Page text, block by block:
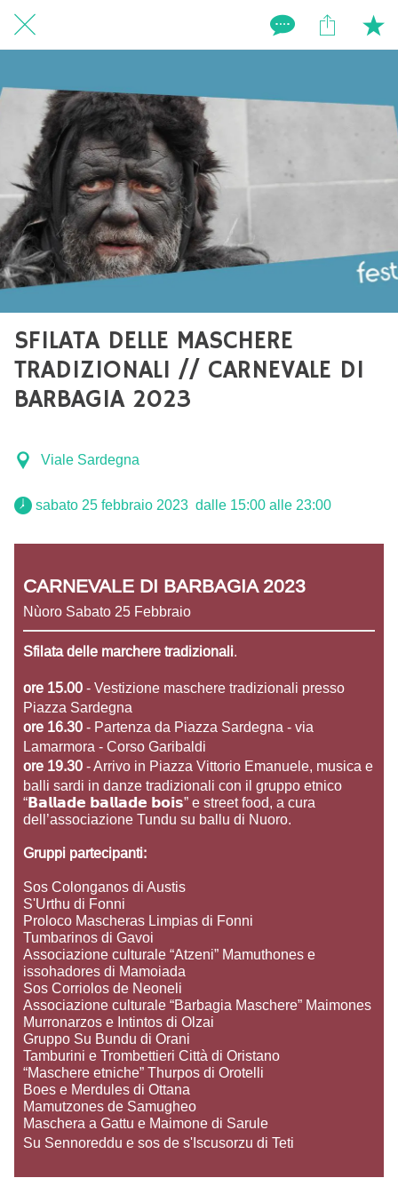
SFILATA DELLE MASCHERE
TRADIZIONALI // CARNEVALE DI
BARBAGIA 2023
Viale Sardegna
sabato 25 febbraio 2023  dalle 15:00 alle 23:00
CARNEVALE DI BARBAGIA 2023
Nùoro Sabato 25 Febbraio
Sfilata delle marchere tradizionali.
ore 15.00 - Vestizione maschere tradizionali presso
Piazza Sardegna
ore 16.30 - Partenza da Piazza Sardegna - via
Lamarmora - Corso Garibaldi
ore 19.30 - Arrivo in Piazza Vittorio Emanuele, musica e
balli sardi in danze tradizionali con il gruppo etnico
“𝗕𝗮𝗹𝗹𝗮𝗱𝗲 𝗯𝗮𝗹𝗹𝗮𝗱𝗲 𝗯𝗼𝗶𝘀” e street food, a cura
dell’associazione Tundu su ballu di Nuoro.
Gruppi partecipanti:
Sos Colonganos di Austis
S'Urthu di Fonni
Proloco Mascheras Limpias di Fonni
Tumbarinos di Gavoi
Associazione culturale “Atzeni” Mamuthones e
issohadores di Mamoiada
Sos Corriolos de Neoneli
Associazione culturale “Barbagia Maschere” Maimones
Murronarzos e Intintos di Olzai
Gruppo Su Bundu di Orani
Tamburini e Trombettieri Città di Oristano
“Maschere etniche” Thurpos di Orotelli
Boes e Merdules di Ottana
Mamutzones de Samugheo
Maschera a Gattu e Maimone di Sarule
Su Sennoreddu e sos de s'Iscusorzu di Teti